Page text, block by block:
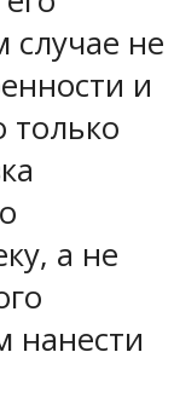
случае не
и
только
а не
нанести